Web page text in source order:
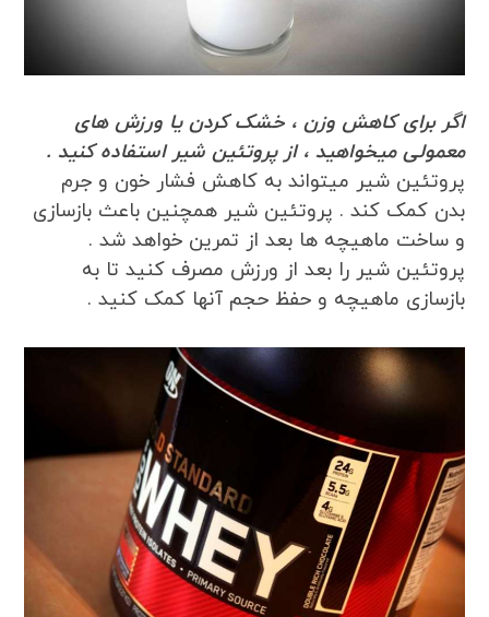
اگر برای کاهش وزن ، خشک کردن یا ورزش های
معمولی میخواهید ، از پروتئین شیر استفاده کنید .
پروتئین شیر میتواند به کاهش فشار خون و جرم
بدن کمک کند . پروتئین شیر همچنین باعث بازسازی
و ساخت ماهیچه ها بعد از تمرین خواهد شد .
پروتئین شیر را بعد از ورزش مصرف کنید تا به
بازسازی ماهیچه و حفظ حجم آنها کمک کنید .